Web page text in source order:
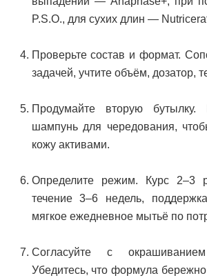
P.S.O., для сухих длин —
Проверьте состав и формат.
задачей, учтите объём, дозатор,
Продумайте вторую бутылку.
шампунь для чередования,
кожу активами.
Определите режим. Курс 2–3
течение 3–6 недель,
мягкое ежедневное мытьё по
Согласуйте с
Убедитесь, что формула бережно